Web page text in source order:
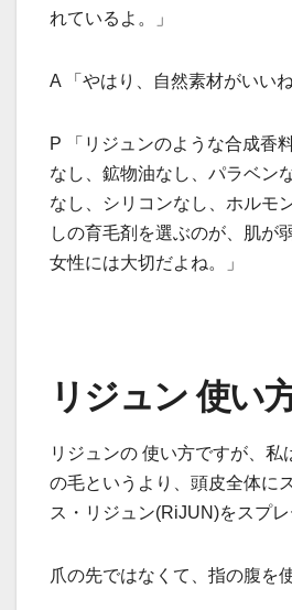
れているよ。」
A 「やはり、自然素材がいいね
P 「リジュンのような合成香
なし、鉱物油なし、パラベン
なし、シリコンなし、ホルモ
しの育毛剤を選ぶのが、肌が
女性には大切だよね。」
リジュン 使い
リジュンの 使い方ですが、私
の毛というより、頭皮全体に
ス・リジュン(RiJUN)をスプレ
爪の先ではなくて、指の腹を